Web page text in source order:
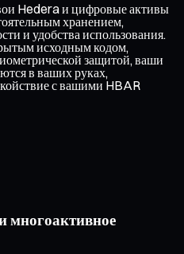
Hedera и цифровые активы
хранением,
и удобства использования.
исходным кодом,
защитой, ваши
в ваших руках,
с вашими HBAR
многоактивное